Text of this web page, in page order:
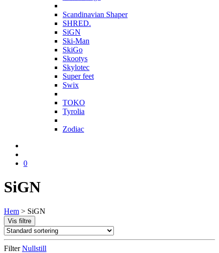
Scandinavian Shaper
SHRED.
SiGN
Ski-Man
SkiGo
Skootys
Skylotec
Super feet
Swix
TOKO
Tyrolia
Zodiac
0
SiGN
Hem > SiGN
Vis filtre
Filter Nullstill